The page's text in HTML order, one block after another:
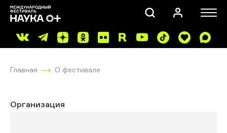
Главная О фестивале
Организация